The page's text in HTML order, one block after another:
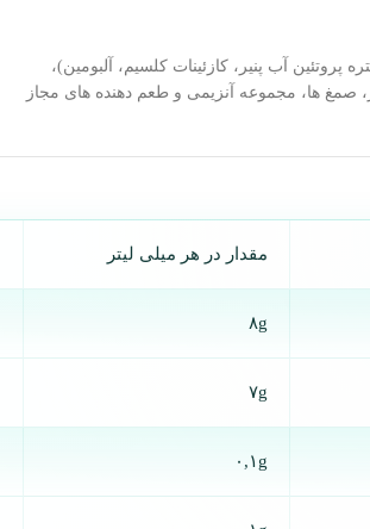
پروتئین آب پنیر، کازئینات کلسیم، آلبومین)،
صمغ ها، مجموعه آنزیمی و طعم دهنده های مجاز
مقدار در هر میلی لیتر
۸g
۷g
۰,۱g